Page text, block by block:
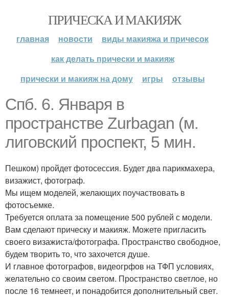
ПРИЧЕСКА И МАКИЯЖ
главная новости
виды макияжа и причесок
как делать прически и макияж
прически и макияж на дому
игры отзывы
Спб. 6. Января в
пространстве Zurbagan (м.
лиговский проспект, 5 мин.
Пешком) пройдет фотосессия. Будет два парикмахера,
визажист, фотограф.
Мы ищем моделей, желающих поучаствовать в
фотосъемке.
Требуется оплата за помещение 500 рублей с модели.
Вам сделают прическу и макияж. Можете пригласить
своего визажиста/фотографа. Пространство свободное,
будем творить то, что захочется душе.
И главное фотографов, видеогрфов на ТФП условиях,
желательно со своим светом. Пространство светлое, но
после 16 темнеет, и понадобится дополнительный свет.